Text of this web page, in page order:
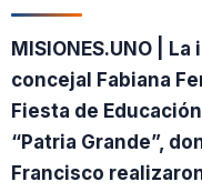
MISIONES.UNO |
concejal Fabiana
Fiesta de
“Patria Grande”,
Francisco